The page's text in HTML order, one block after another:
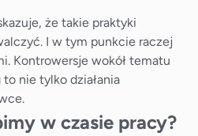
że takie praktyki
I w tym punkcie raczej
Kontrowersje wokół tematu
nie tylko działania
w czasie pracy?